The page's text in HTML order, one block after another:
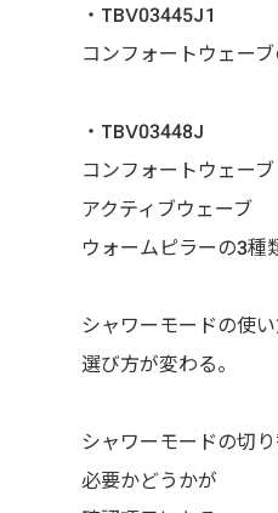
・TBV03445J1
コンフォートウェー
・TBV03448J
コンフォートウェーブ
アクティブウェーブ
ウォームピラーの3種
シャワーモードの使
選び方が変わる。
シャワーモードの切
必要かどうかが